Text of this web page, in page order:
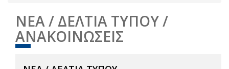
ΝΕΑ / ΔΕΛΤΙΑ ΤΥΠΟΥ /
ΑΝΑΚΟΙΝΩΣΕΙΣ